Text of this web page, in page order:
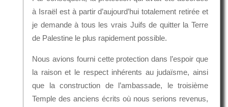
à Israël est à partir d’aujourd’hui totalement retirée et
je demande à tous les vrais Juifs de quitter la Terre
de Palestine le plus rapidement possible.
Nous avions fourni cette protection dans l’espoir que
la raison et le respect inhérents au judaïsme, ainsi
que la construction de l’ambassade, le troisième
Temple des anciens écrits où nous serions revenus,